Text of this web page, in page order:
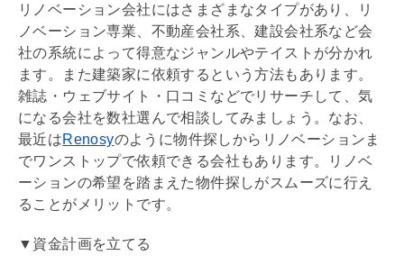
リノベーション会社にはさまざまなタイプがあり、
リ
ノベーション専業、不動産会社系、建設会社系など会
社の系統によって得意なジャンルやテイストが分かれ
ます。また建築家に依頼するという方法もあります。
雑誌・ウェブサイト・口コミなどでリサーチして、気
になる会社を数社選んで相談してみましょう。なお、
最近はRenosyのように物件探しから リノベーション ま
でワンストップで依頼できる会社もあります。
リノベ
ーションの希望を踏まえた物件探しがスムーズに行え
ることがメリットです。
▼資金計画を立てる